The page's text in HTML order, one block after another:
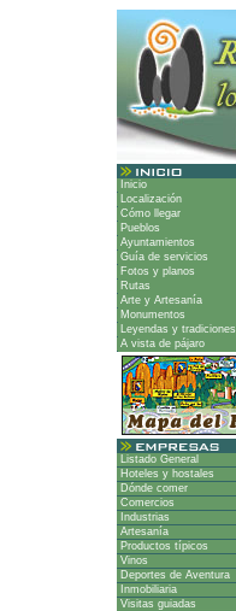
Inicio
Localización
Cómo llegar
Pueblos
Ayuntamientos
Guía de servicios
Fotos y planos
Rutas
Arte y Artesanía
Monumentos
Leyendas y tradiciones
A vista de pájaro
Listado General
Hoteles y hostales
Dónde comer
Comercios
Industrias
Artesanía
Productos típicos
Vinos
Deportes de Aventura
Inmobiliaria
Visitas guiadas